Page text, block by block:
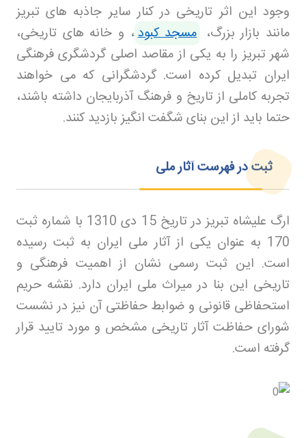
وجود این اثر تاریخی در کنار سایر جاذبه های تبریز
مانند بازار بزرگ، مسجد کبود، و خانه های تاریخی،
شهر تبریز را به یکی از مقاصد اصلی گردشگری فرهنگی
ایران تبدیل کرده است. گردشگرانی که می خواهند
تجربه کاملی از تاریخ و فرهنگ آذربایجان داشته باشند،
حتما باید از این بنای شگفت انگیز بازدید کنند.
ثبت در فهرست آثار ملی
ارگ علیشاه تبریز در تاریخ 15 دی 1310 با شماره ثبت
170 به عنوان یکی از آثار ملی ایران به ثبت رسیده
است. این ثبت رسمی نشان از اهمیت فرهنگی و
تاریخی این بنا در میراث ملی ایران دارد. نقشه حریم
استحفاظی قانونی و ضوابط حفاظتی آن نیز در نشست
شورای حفاظت آثار تاریخی مشخص و مورد تایید قرار
گرفته است.